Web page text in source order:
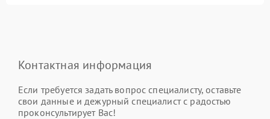
Контактная информация
Если требуется задать вопрос специалисту, оставьте
свои данные и дежурный специалист с радостью
проконсультирует Вас!